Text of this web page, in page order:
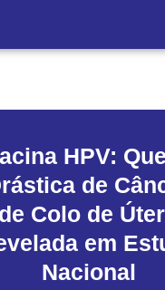
HPV:
de
de Colo de
em
Nacional